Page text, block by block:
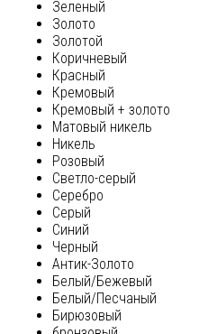
Зеленый
Золото
Золотой
Коричневый
Красный
Кремовый
Кремовый + золото
Матовый никель
Никель
Розовый
Светло-серый
Серебро
Серый
Синий
Черный
Антик-Золото
Белый/Бежевый
Белый/Песчаный
Бирюзовый